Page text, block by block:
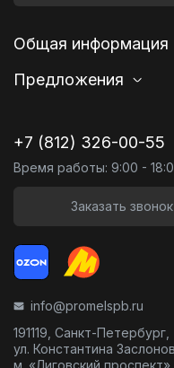
Общая информация
Предложения
+7 (812) 326-00-55
Время работы: 9:00 -
Заказать звонок
info@promelspb.ru
191119, Санкт-Петербург,
ул. Константина
м. «Лиговский проспект»